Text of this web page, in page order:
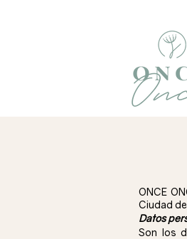
ONCE
Ciudad
Datos
Son los